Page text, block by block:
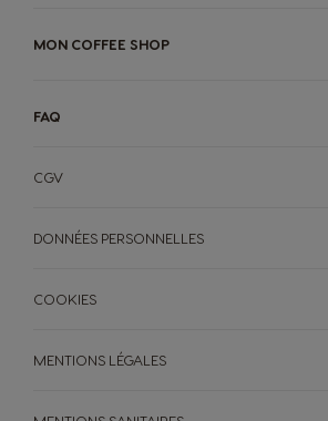
MON COFFEE SHOP
FAQ
CGV
DONNÉES PERSONNELLES
COOKIES
MENTIONS LÉGALES